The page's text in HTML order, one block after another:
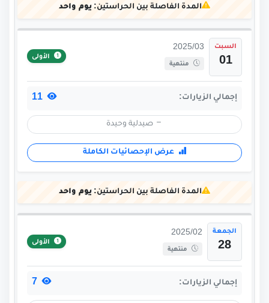
المدة الفاصلة بين الحراستين: يوم واحد
السبت
01
2025/03
منتهية
الأولى
إجمالي الزيارات:
صيدلية وحيدة
عرض الإحصائيات الكاملة
المدة الفاصلة بين الحراستين: يوم واحد
الجمعة
28
2025/02
منتهية
الأولى
إجمالي الزيارات: